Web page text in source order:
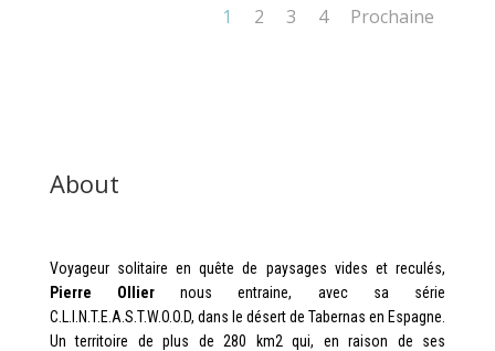
1 2 3 4 Prochaine
About
Voyageur solitaire en quête de paysages vides et reculés,
Pierre Ollier nous entraine, avec sa série
C.L.I.N.T.E.A.S.T.W.O.O.D, dans le désert de Tabernas en Espagne.
Un territoire de plus de 280 km2 qui, en raison de ses